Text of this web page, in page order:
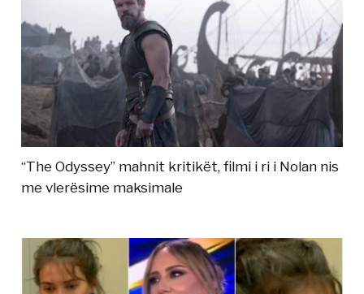
“The Odyssey” mahnit kritikët, filmi i ri i Nolan nis
me vlerësime maksimale